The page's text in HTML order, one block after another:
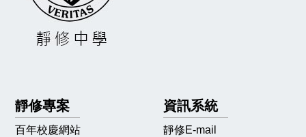
靜修專案
百年校慶網站
資訊系統
靜修E-mail